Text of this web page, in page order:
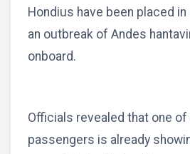
Hondius have been placed
an outbreak of Andes
onboard.
Officials revealed that one
passengers is already